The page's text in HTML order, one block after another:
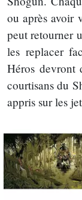
ou après avoir
peut retourner
les replacer
Héros devront
courtisans du
appris sur les